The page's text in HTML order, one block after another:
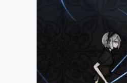
映像・
ビジネ
まちづ